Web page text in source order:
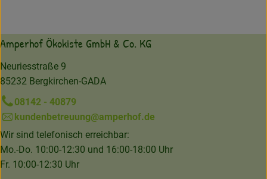
Amperhof Ökokiste GmbH & Co. KG
Neuriesstraße 9
85232 Bergkirchen-GADA
08142 - 40879
kundenbetreuung@amperhof.de
Wir sind telefonisch erreichbar:
Mo.-Do. 10:00-12:30 und 16:00-18:00 Uhr
Fr. 10:00-12:30 Uhr